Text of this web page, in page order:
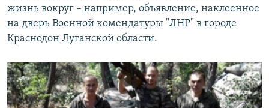
жизнь вокруг – например, объявление, наклеенное
на дверь Военной комендатуры "ЛНР" в городе
Краснодон Луганской области.​